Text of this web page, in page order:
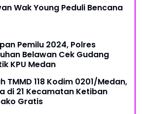
Wak Young Peduli Bencana
Pemilu 2024, Polres
Belawan Cek Gudang
KPU Medan
TMMD 118 Kodim 0201/Medan,
di 21 Kecamatan Ketiban
Gratis